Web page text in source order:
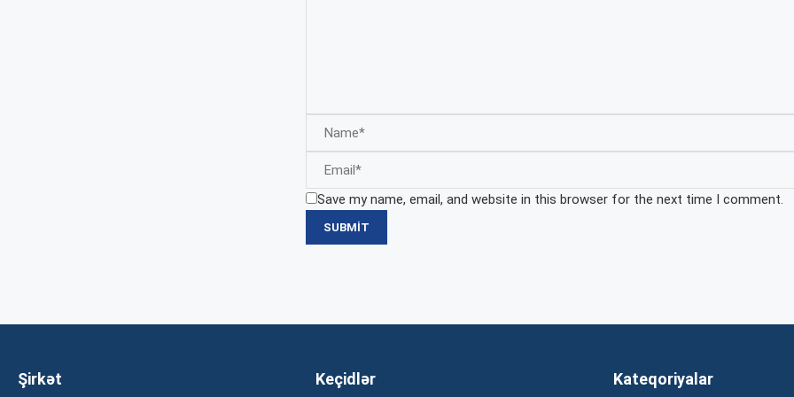
Save my name, email, and website in this browser for the next time I comment.
Şirkət Keçidlər Kateqoriyalar